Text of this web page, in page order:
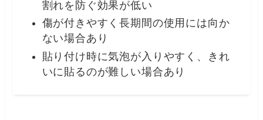
割れを防ぐ効果が低い
傷が付きやすく長期間の使用には向か
ない場合あり
貼り付け時に気泡が入りやすく、きれ
いに貼るのが難しい場合あり